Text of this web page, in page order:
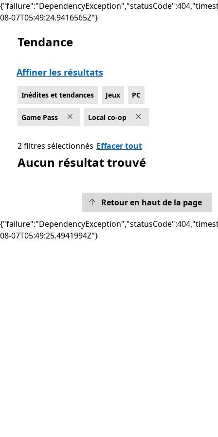
08-07T05:49:24.9416565Z"}
Liste Microsoft.com
Tendance
Affiner les résultats
Inédites et tendances Jeux PC
Game Pass Local co-op
2 filtres sélectionnés Effacer tout
Aucun résultat trouvé
Retour en haut de la page
08-07T05:49:25.4941994Z"}